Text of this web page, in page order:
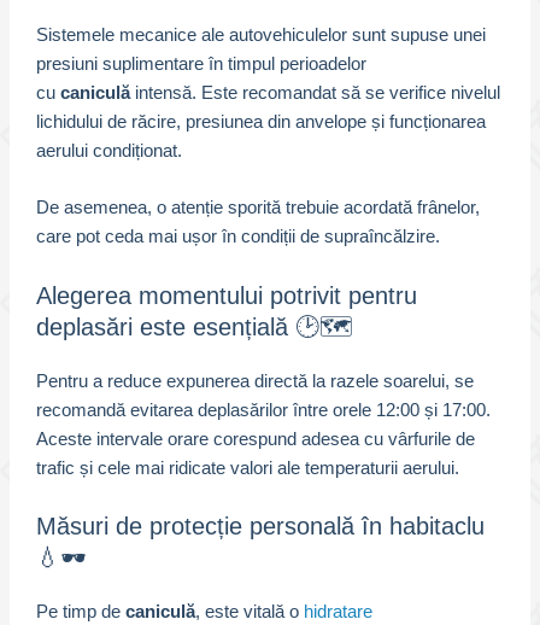
Sistemele mecanice ale autovehiculelor sunt supuse unei
presiuni suplimentare în timpul perioadelor
cu caniculăintensă. Este recomandat să se verifice nivelul
lichidului de răcire, presiunea din anvelope și funcționarea
aerului condiționat.
De asemenea, o atenție sporită trebuie acordată frânelor,
care pot ceda mai ușor în condiții de supraîncălzire.
Alegerea momentului potrivit pentru
deplasări este esențială 🕑🗺️
Pentru a reduce expunerea directă la razele soarelui, se
recomandă evitarea deplasărilor între orele 12:00 și 17:00.
Aceste intervale orare corespund adesea cu vârfurile de
trafic și cele mai ridicate valori ale temperaturii aerului.
Măsuri de protecție personală în habitaclu
💧🕶️
Pe timp de caniculă, este vitală o hidratare